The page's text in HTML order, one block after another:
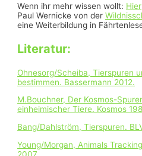
Wenn ihr mehr wissen wollt: Hier
Paul Wernicke von der
eine Weiterbildung in
Literatur:
Ohnesorg/Scheiba, Tierspuren
bestimmen. Bassermann 2012.
M.Bouchner, Der Kosmos-
einheimischer Tiere. Kosmos
Bang/Dahlström, Tierspuren.
Young/Morgan, Animals
2007.